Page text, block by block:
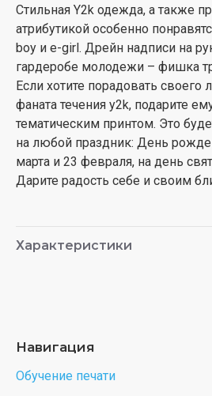
Стильная Y2k одежда, а также
атрибутикой особенно
boy и e-girl. Дрейн надписи на
гардеробе молодежи – фишка
Если хотите порадовать
фаната течения y2k, подарите
тематическим принтом. Это
на любой праздник: День
марта и 23 февраля, на день
Дарите радость себе и своим
Характеристики
Навигация
Обучение печати